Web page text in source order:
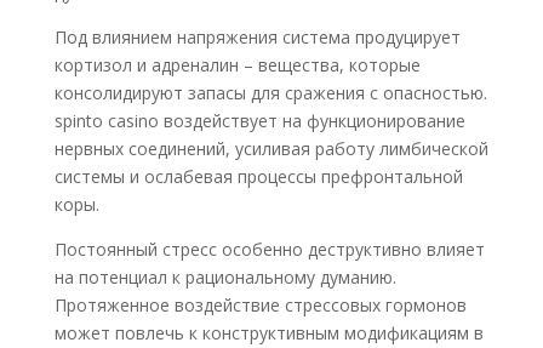
Под влиянием напряжения система продуцирует
кортизол и адреналин – вещества, которые
консолидируют запасы для сражения с опасностью.
spinto casino воздействует на функционирование
нервных соединений, усиливая работу лимбической
системы и ослабевая процессы префронтальной
коры.
Постоянный стресс особенно деструктивно влияет
на потенциал к рациональному думанию.
Протяженное воздействие стрессовых гормонов
может повлечь к конструктивным модификациям в